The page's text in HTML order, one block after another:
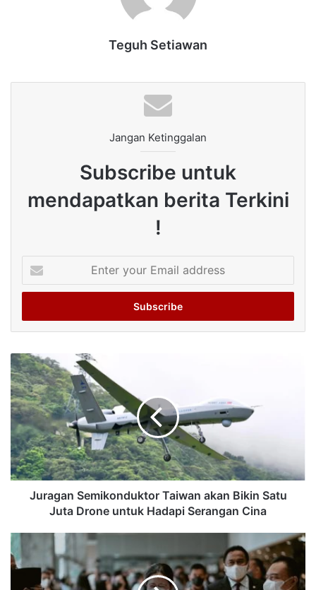
Teguh Setiawan
Jangan Ketinggalan
Subscribe untuk
mendapatkan berita Terkini
!
your
Email
Juragan Semikonduktor Taiwan akan Bikin Satu
Juta Drone untuk Hadapi Serangan Cina